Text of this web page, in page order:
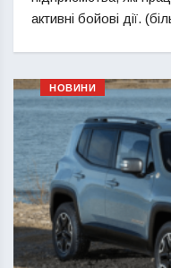
активні бойові дії.
НОВИНИ